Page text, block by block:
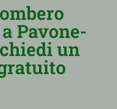
Pavone-
un